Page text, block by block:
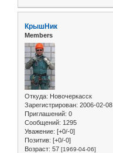
КрышНик
Members
Откуда: Новочеркасск
Зарегистрирован: 2006-02-08
Приглашений: 0
Сообщений: 1295
Уважение: [+0/-0]
Позитив: [+0/-0]
Возраст: 57 [1969-04-06]